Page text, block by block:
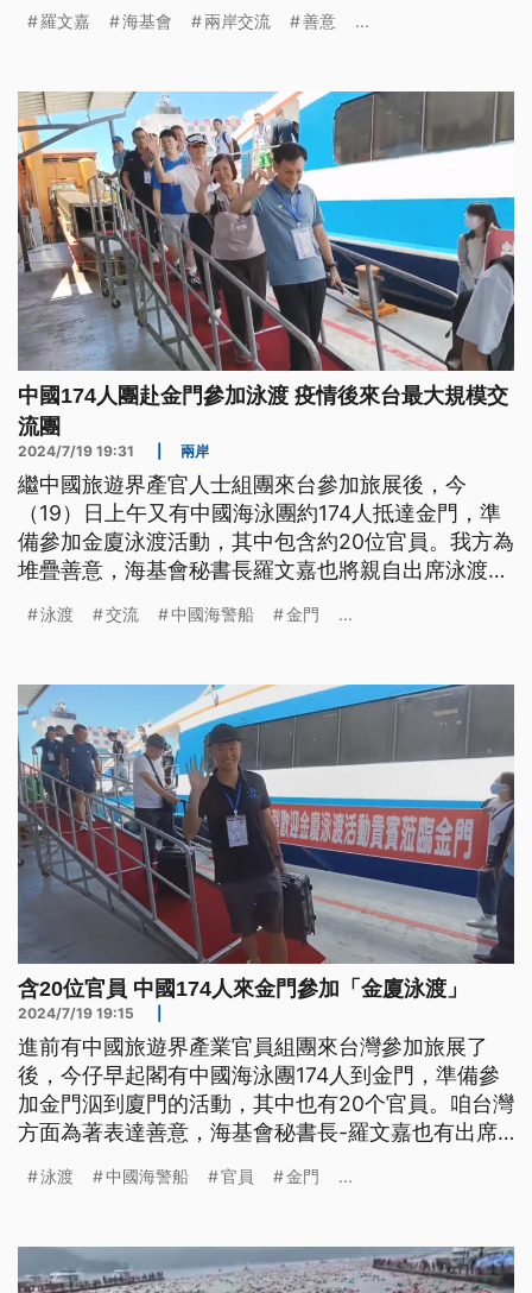
可惜。
羅文嘉 海基會 兩岸交流 善意 ...
中國174人團赴金門參加泳渡 疫情後來台最大規模交
流團
2024/7/19 19:31 兩岸
繼中國旅遊界產官人士組團來台參加旅展後，今
（19）日上午又有中國海泳團約174人抵達金門，準
備參加金廈泳渡活動，其中包含約20位官員。我方為
堆疊善意，海基會秘書長羅文嘉也將親自出席泳渡開
海巡署則派出4艦監控驅離。
泳渡 交流 中國海警船 金門 ...
含20位官員 中國174人來金門參加「金廈泳渡」
2024/7/19 19:15
進前有中國旅遊界產業官員組團來台灣參加旅展了
後，今仔早起閣有中國海泳團174人到金門，準備參
加金門泅到廈門的活動，其中也有20个官員。咱台灣
方面為著表達善意，海基會秘書長-羅文嘉也有出席
金門水域，海巡署派出4隻艦艇監控驅離。（這條新
泳渡 中國海警船 官員 金門 ...